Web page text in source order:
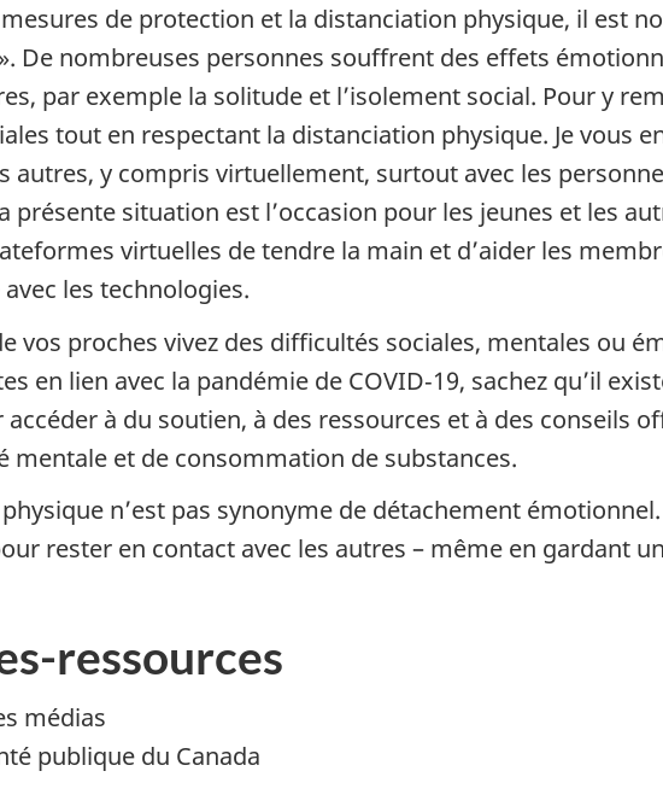
de protection et la distanciation physique, il est
». De nombreuses personnes souffrent des effets
par exemple la solitude et l’isolement social. Pour y
tout en respectant la distanciation physique. Je vous
autres, y compris virtuellement, surtout avec les
présente situation est l’occasion pour les jeunes et les
virtuelles de tendre la main et d’aider les
avec les technologies.
vos proches vivez des difficultés sociales, mentales ou
en lien avec la pandémie de COVID‑19, sachez qu’il
accéder à du soutien, à des ressources et à des conseils
mentale et de consommation de substances.
n’est pas synonyme de détachement
rester en contact avec les autres – même en gardant
ressources
médias
publique du Canada